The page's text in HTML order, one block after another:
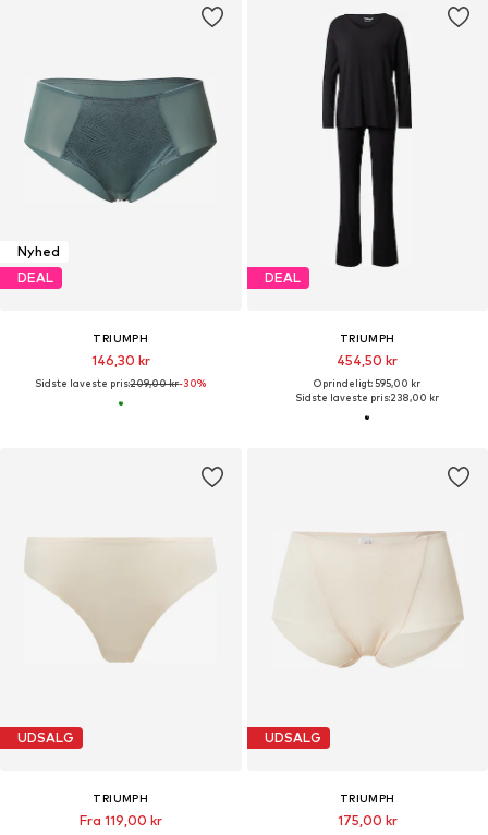
Nyhed
DEAL
TRIUMPH
146,30 kr
Sidste laveste pris:209,00 kr-30%
DEAL
TRIUMPH
454,50 kr
Oprindeligt: 595,00 kr
Sidste laveste pris:238,00 kr
UDSALG
TRIUMPH
Fra 119,00 kr
UDSALG
TRIUMPH
175,00 kr